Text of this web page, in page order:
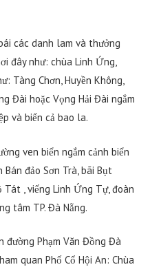
các danh lam và thưởng
đây như: chùa Linh Ứng,
Tàng Chơn, Huyền Không,
Đài hoặc Vọng Hải Đài ngắm
và biển cả bao la.
ven biển ngắm cảnh biển
Bán đảo Sơn Trà, bãi Bụt
, viếng Linh Ứng Tự, đoàn
tâm TP. Đà Nẵng.
đường Phạm Văn Đồng Đà
quan Phố Cổ Hội An: Chùa